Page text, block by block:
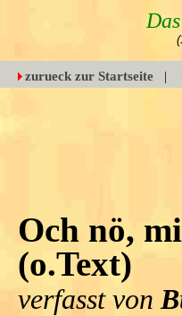
zurueck zur Startseite |
Och nö,
(o.Text)
verfasst von